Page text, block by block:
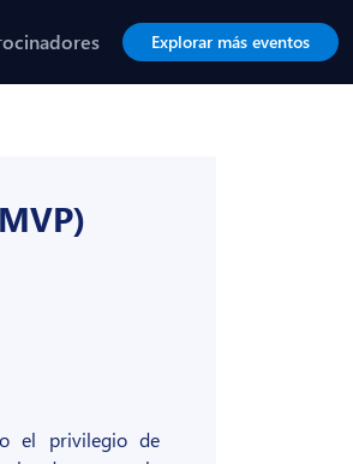
Explorar más eventos
el privilegio de